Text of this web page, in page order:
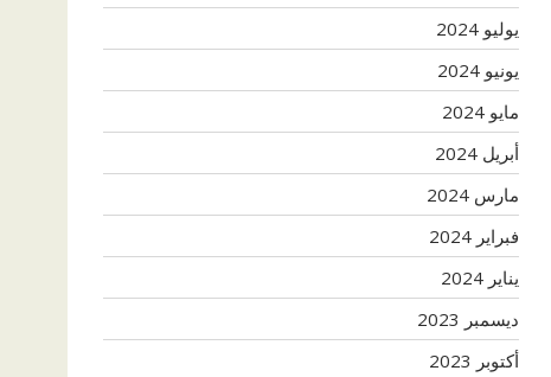
يوليو 2024
يونيو 2024
مايو 2024
أبريل 2024
مارس 2024
فبراير 2024
يناير 2024
ديسمبر 2023
أكتوبر 2023